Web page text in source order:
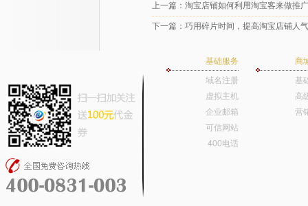
上一篇： 淘宝店铺如何利用淘宝客来做推
下一篇： 巧用碎片时间，提高淘宝店铺人
基础服务
域名注册
虚拟主机
企业邮箱
可信网站
400电话
商
基
高
营